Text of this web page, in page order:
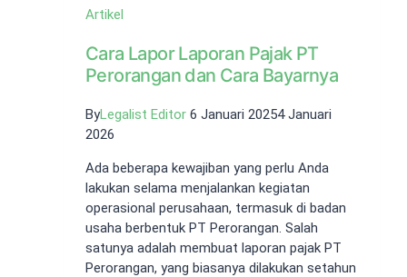
Artikel
Cara Lapor Laporan Pajak PT
Perorangan dan Cara Bayarnya
ByLegalist Editor 6 Januari 20254 Januari
2026
Ada beberapa kewajiban yang perlu Anda
lakukan selama menjalankan kegiatan
operasional perusahaan, termasuk di badan
usaha berbentuk PT Perorangan. Salah
satunya adalah membuat laporan pajak PT
Perorangan, yang biasanya dilakukan setahun